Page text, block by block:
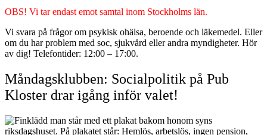
OBS! Vi tar endast emot samtal inom Stockholms län.
Vi svara på frågor om psykisk ohälsa, beroende och läkemedel. Eller
om du har problem med soc, sjukvård eller andra myndigheter. Hör
av dig! Telefontider: 12:00 – 17:00.
Måndagsklubben: Socialpolitik på Pub
Kloster drar igång inför valet!